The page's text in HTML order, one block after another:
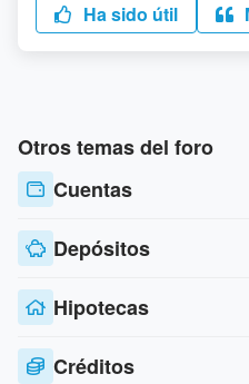
Ha sido útil
Otros temas del foro
Cuentas
Depósitos
Hipotecas
Créditos